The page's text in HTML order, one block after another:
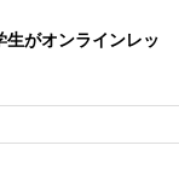
がオンラインレッ